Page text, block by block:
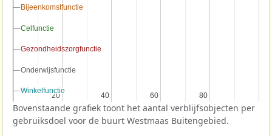
20
20 40
40 60
60 80
80
Bijeenkomstfunctie
Bijeenkomstfunctie
Celfunctie
Celfunctie
Gezondheidszorgfunctie
Gezondheidszorgfunctie
Onderwijsfunctie
Onderwijsfunctie
Winkelfunctie
Winkelfunctie
Bovenstaande grafiek toont het aantal verblijfsobjecten per
gebruiksdoel voor de buurt Westmaas Buitengebied.